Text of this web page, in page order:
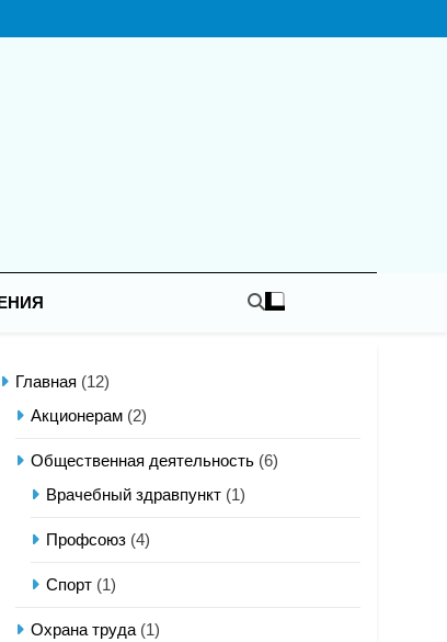
Главная (12)
Акционерам (2)
Общественная деятельность (6)
Врачебный здравпункт (1)
Профсоюз (4)
Спорт (1)
Охрана труда (1)